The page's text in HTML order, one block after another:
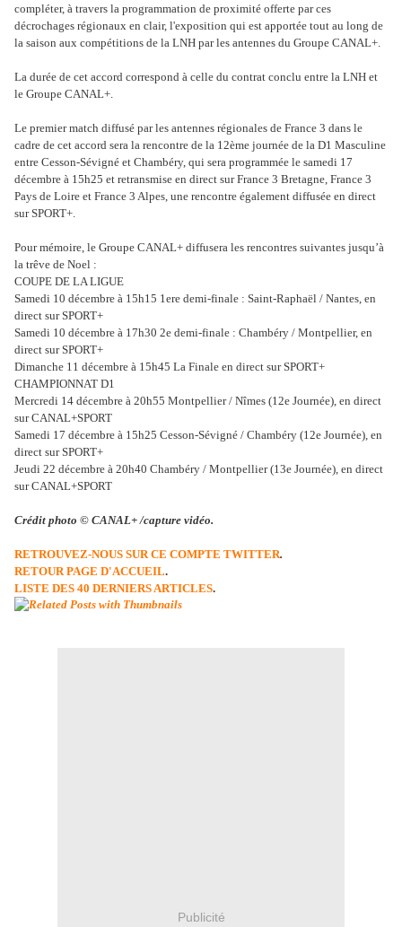
compléter, à travers la programmation de proximité offerte par ces
décrochages régionaux en clair, l'exposition qui est apportée tout au long de
la saison aux compétitions de la LNH par les antennes du Groupe CANAL+.
La durée de cet accord correspond à celle du contrat conclu entre la LNH et
le Groupe CANAL+.
Le premier match diffusé par les antennes régionales de France 3 dans le
cadre de cet accord sera la rencontre de la 12ème journée de la D1 Masculine
entre Cesson-Sévigné et Chambéry, qui sera programmée le samedi 17
décembre à 15h25 et retransmise en direct sur France 3 Bretagne, France 3
Pays de Loire et France 3 Alpes, une rencontre également diffusée en direct
sur SPORT+.
Pour mémoire, le Groupe CANAL+ diffusera les rencontres suivantes jusqu’à
la trêve de Noel :
COUPE DE LA LIGUE
Samedi 10 décembre à 15h15 1ere demi-finale : Saint-Raphaël / Nantes, en
direct sur SPORT+
Samedi 10 décembre à 17h30 2e demi-finale : Chambéry / Montpellier, en
direct sur SPORT+
Dimanche 11 décembre à 15h45 La Finale en direct sur SPORT+
CHAMPIONNAT D1
Mercredi 14 décembre à 20h55 Montpellier / Nîmes (12e Journée), en direct
sur CANAL+SPORT
Samedi 17 décembre à 15h25 Cesson-Sévigné / Chambéry (12e Journée), en
direct sur SPORT+
Jeudi 22 décembre à 20h40 Chambéry / Montpellier (13e Journée), en direct
sur CANAL+SPORT
Crédit photo © CANAL+ /capture vidéo.
RETROUVEZ-NOUS SUR CE COMPTE TWITTER.
RETOUR PAGE D'ACCUEIL.
LISTE DES 40 DERNIERS ARTICLES.
Publicité